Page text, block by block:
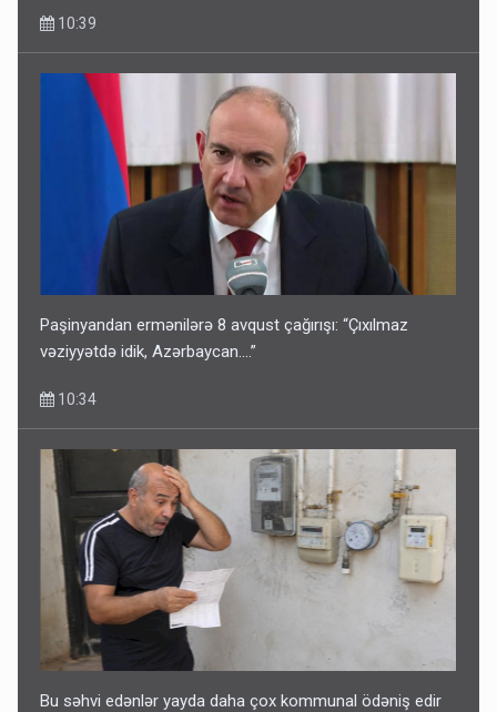
10:39
Paşinyandan ermənilərə 8 avqust çağırışı: “Çıxılmaz
vəziyyətdə idik, Azərbaycan….”
10:34
Bu səhvi edənlər yayda daha çox kommunal ödəniş edir